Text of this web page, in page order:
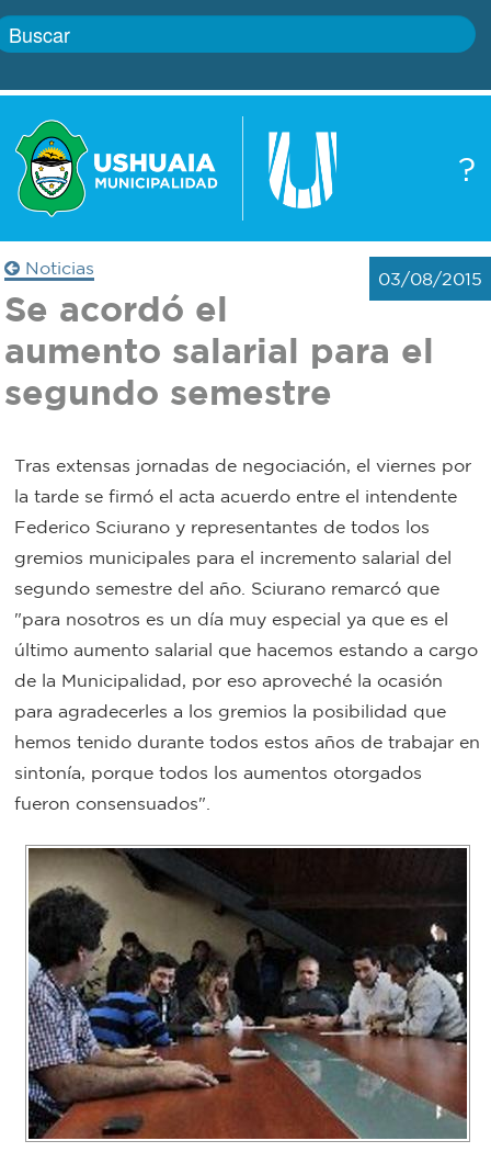
?
Boletín
Autoridades
Defensa
civil
Zoonosis
Bromatología
Rentas
bondi
Boleto
estudiantil
Recorrido
colectivos
Recarga
SUBE
Gobierno
Trámites
Transparencia
Correo
Personal
municipal
Noticias
03/08/2015
Se acordó el
aumento salarial para el
segundo semestre
Tras extensas jornadas de negociación, el viernes por
la tarde se firmó el acta acuerdo entre el intendente
Federico Sciurano y representantes de todos los
gremios municipales para el incremento salarial del
segundo semestre del año. Sciurano remarcó que
"para nosotros es un día muy especial ya que es el
último aumento salarial que hacemos estando a cargo
de la Municipalidad, por eso aproveché la ocasión
para agradecerles a los gremios la posibilidad que
hemos tenido durante todos estos años de trabajar en
sintonía, porque todos los aumentos otorgados
fueron consensuados".